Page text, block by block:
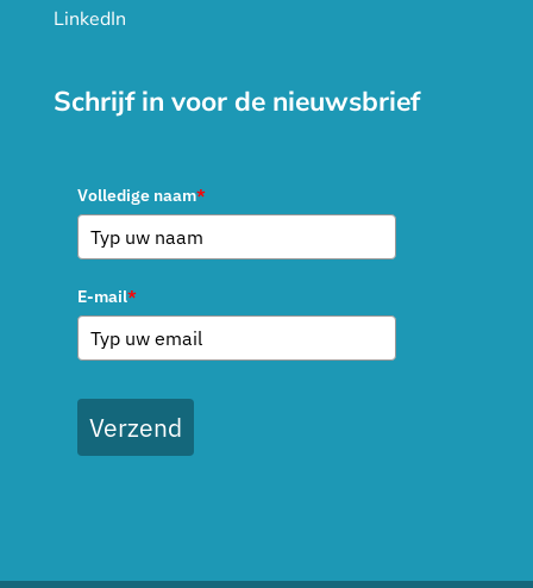
LinkedIn
Schrijf in voor de nieuwsbrief
Volledige naam*
E-mail*
Verzend